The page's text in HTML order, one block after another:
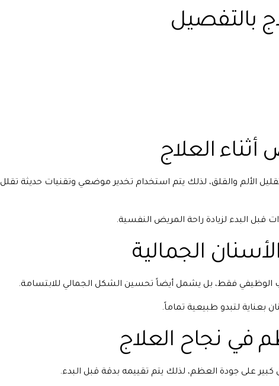
بالتفصيل
أثناء العلاج
الألم والقلق، لذلك يتم استخدام تخدير موضعي وتقنيات حديثة تقلل
قبل البدء لزيادة راحة المريض النفسية.
الجمالية
الوظيفي فقط، بل يشمل أيضاً تحسين الشكل الجمالي للابتسامة.
بعناية لتبدو طبيعية تماماً.
في نجاح العلاج
على جودة العظم، لذلك يتم تقييمه بدقة قبل البدء.